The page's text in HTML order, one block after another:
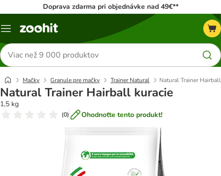
Doprava zdarma pri objednávke nad 49€**
Kategórie
Hľadať
produkty
Mačky Granule pre mačky Trainer Natural Natural Trainer
Natural Trainer Hairball kuracie
1,5 kg
(0) Ohodnoťte tento produkt!